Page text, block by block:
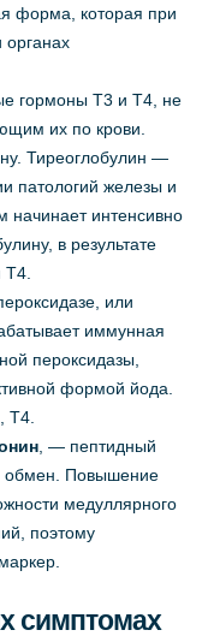
форма, которая при
органах
гормоны Т3 и Т4, не
их по крови.
Тиреоглобулин —
патологий железы и
начинает интенсивно
в результате
Т4.
или
иммунная
пероксидазы,
формой йода.
Т4.
, — пептидный
обмен. Повышение
медуллярного
поэтому
симптомах